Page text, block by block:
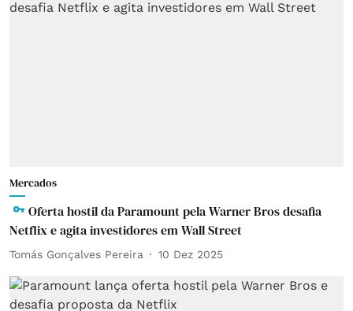
Mercados
Oferta hostil da Paramount pela Warner Bros desafia
Netflix e agita investidores em Wall Street
Tomás Gonçalves Pereira 10 Dez 2025